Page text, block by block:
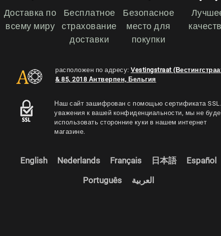
Доставка по
всему миру
Бесплатное
страхование
доставки
Безопасное
место для
покупки
расположен по адресу: Vestingstraat
& 85, 2018 Антверпен, Бельгия
Наш сайт зашифрован с помощью сертификата
уважения к вашей конфиденциальности, мы не
использовать сторонние куки в нашем интернет
магазине.
English Nederlands Français 日本語 Español
Português العربية